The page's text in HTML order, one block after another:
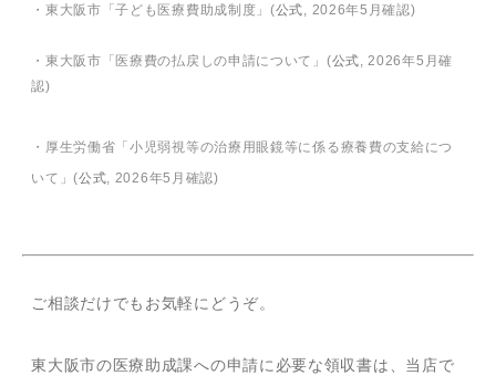
・東大阪市「子ども医療費助成制度」(公式 , 2026年5月確認)
・東大阪市「医療費の払戻しの申請について」(公式, 2026年5月確
認)
・厚生労働省「小児弱視等の治療用眼鏡等に係る療養費の支給につ
いて」(公式, 2026年5月確認)
ご相談だけでもお気軽にどうぞ。
東大阪市の医療助成課への申請に必要な領収書は、当店で